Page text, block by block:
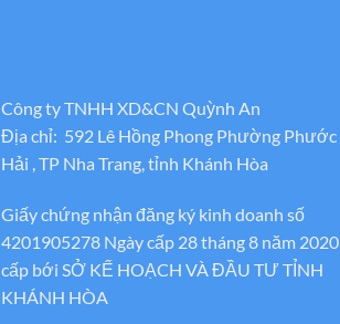
Công ty TNHH XD&CN Quỳnh An
Địa chỉ: 592 Lê Hồng Phong Phường Phước
Hải , TP Nha Trang, tỉnh Khánh Hòa
Giấy chứng nhận đăng ký kinh doanh số
4201905278 Ngày cấp 28 tháng 8 năm 2020
cấp bới SỞ KẾ HOẠCH VÀ ĐẦU TƯ TỈNH
KHÁNH HÒA